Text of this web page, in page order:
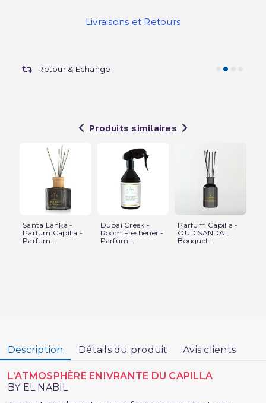
Livraisons et Retours
Retour & Echange
Produits similaires
Santa Lanka -
Parfum Capilla -
Parfum...
Dubai Creek -
Room Freshener -
Parfum...
Parfum Capilla -
OUD SANDAL
Bouquet...
Description Détails du produit Avis clients
L’ATMOSPHÈRE ENIVRANTE DU CAPILLA
BY EL NABIL